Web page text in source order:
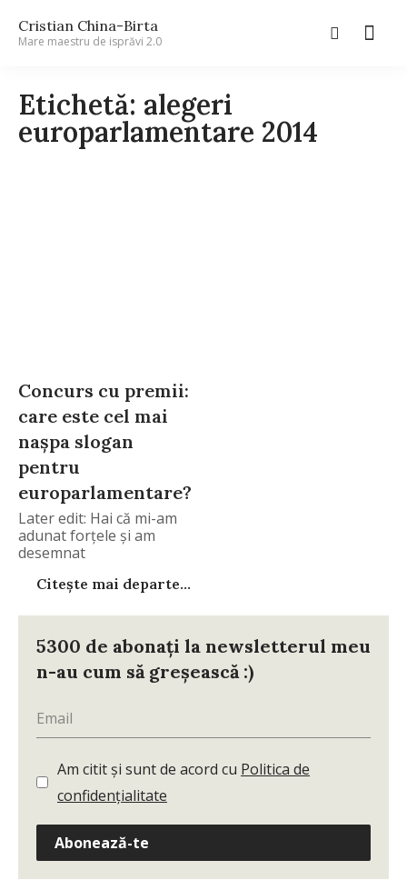
Cristian China-Birta
Mare maestru de isprăvi 2.0
Etichetă: alegeri
europarlamentare 2014
Concurs cu premii:
care este cel mai
naşpa slogan
pentru
europarlamentare?
Later edit: Hai că mi-am
adunat forţele şi am
desemnat
Citește mai departe...
5300 de abonați la newsletterul meu
n-au cum să greșească :)
Am citit și sunt de acord cu Politica de
confidențialitate
Abonează-te